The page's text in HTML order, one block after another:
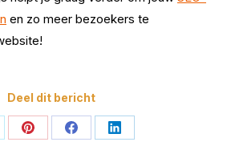
en zo meer bezoekers te
Deel dit bericht
Deel
Deel
Deel